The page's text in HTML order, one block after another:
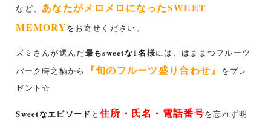
など、 あなたがメロメロになったSWEET
MEMORYをお寄せください。
ズミさんが選んだ最もsweetな1名様には、はままつフルーツ
パーク時之栖から
『旬のフルーツ盛り合わせ』
をプレ
ゼント☆
Sweetなエピソード と 住所・氏名・電話番号を忘れず明